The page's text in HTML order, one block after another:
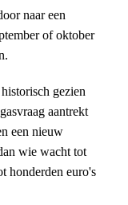
naar een
of oktober
gezien
aantrekt
een nieuw
wie wacht tot
honderden euro's